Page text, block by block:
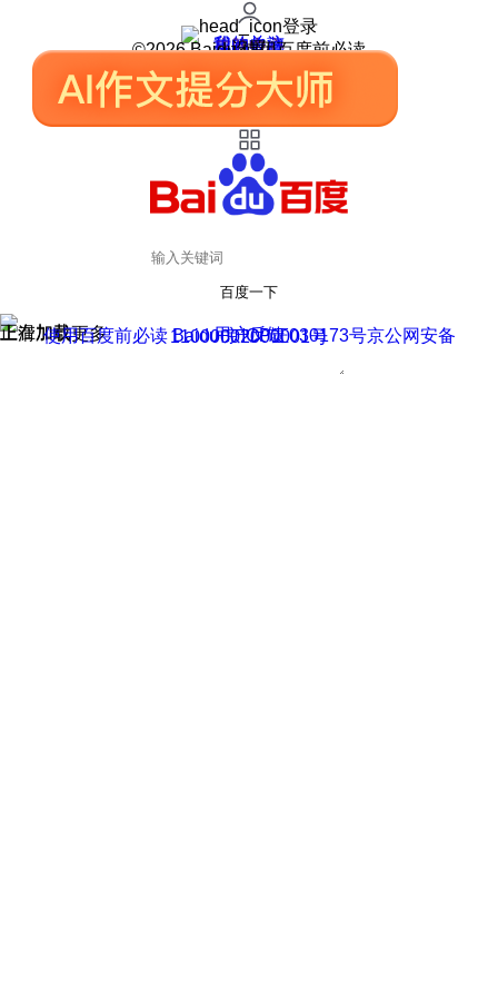
登录
我的关注
我的收藏
皮肤中心
用户反馈
设置
©2026 Baidu 使用百度前必读
百度一下
正在加载
上滑加载更多 用户反馈
使用百度前必读 Baidu 京ICP证030173号
京公网安备11000002000001号